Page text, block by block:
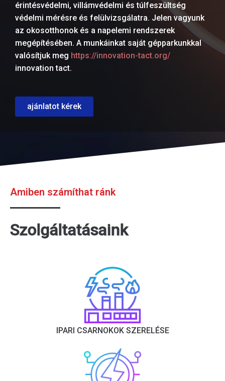
érintésvédelmi, villámvédelmi és túlfeszültség
védelmi mérésre és felülvizsgálatra. Jelen vagyunk
az okosotthonok és a napelemi rendszerek
megépítésében. A munkáinkat saját gépparkunkkal
valósítjuk meg https://innovation-tact.org/
innovation tact.
ajánlatot kérek
Amiben számíthat ránk
Szolgáltatásaink
IPARI CSARNOKOK SZERELÉSE